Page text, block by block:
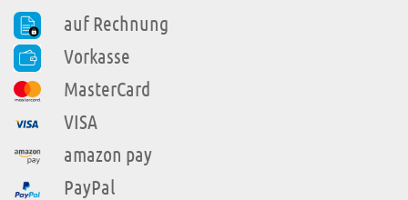
auf Rechnung
Vorkasse
MasterCard
VISA
amazon pay
PayPal